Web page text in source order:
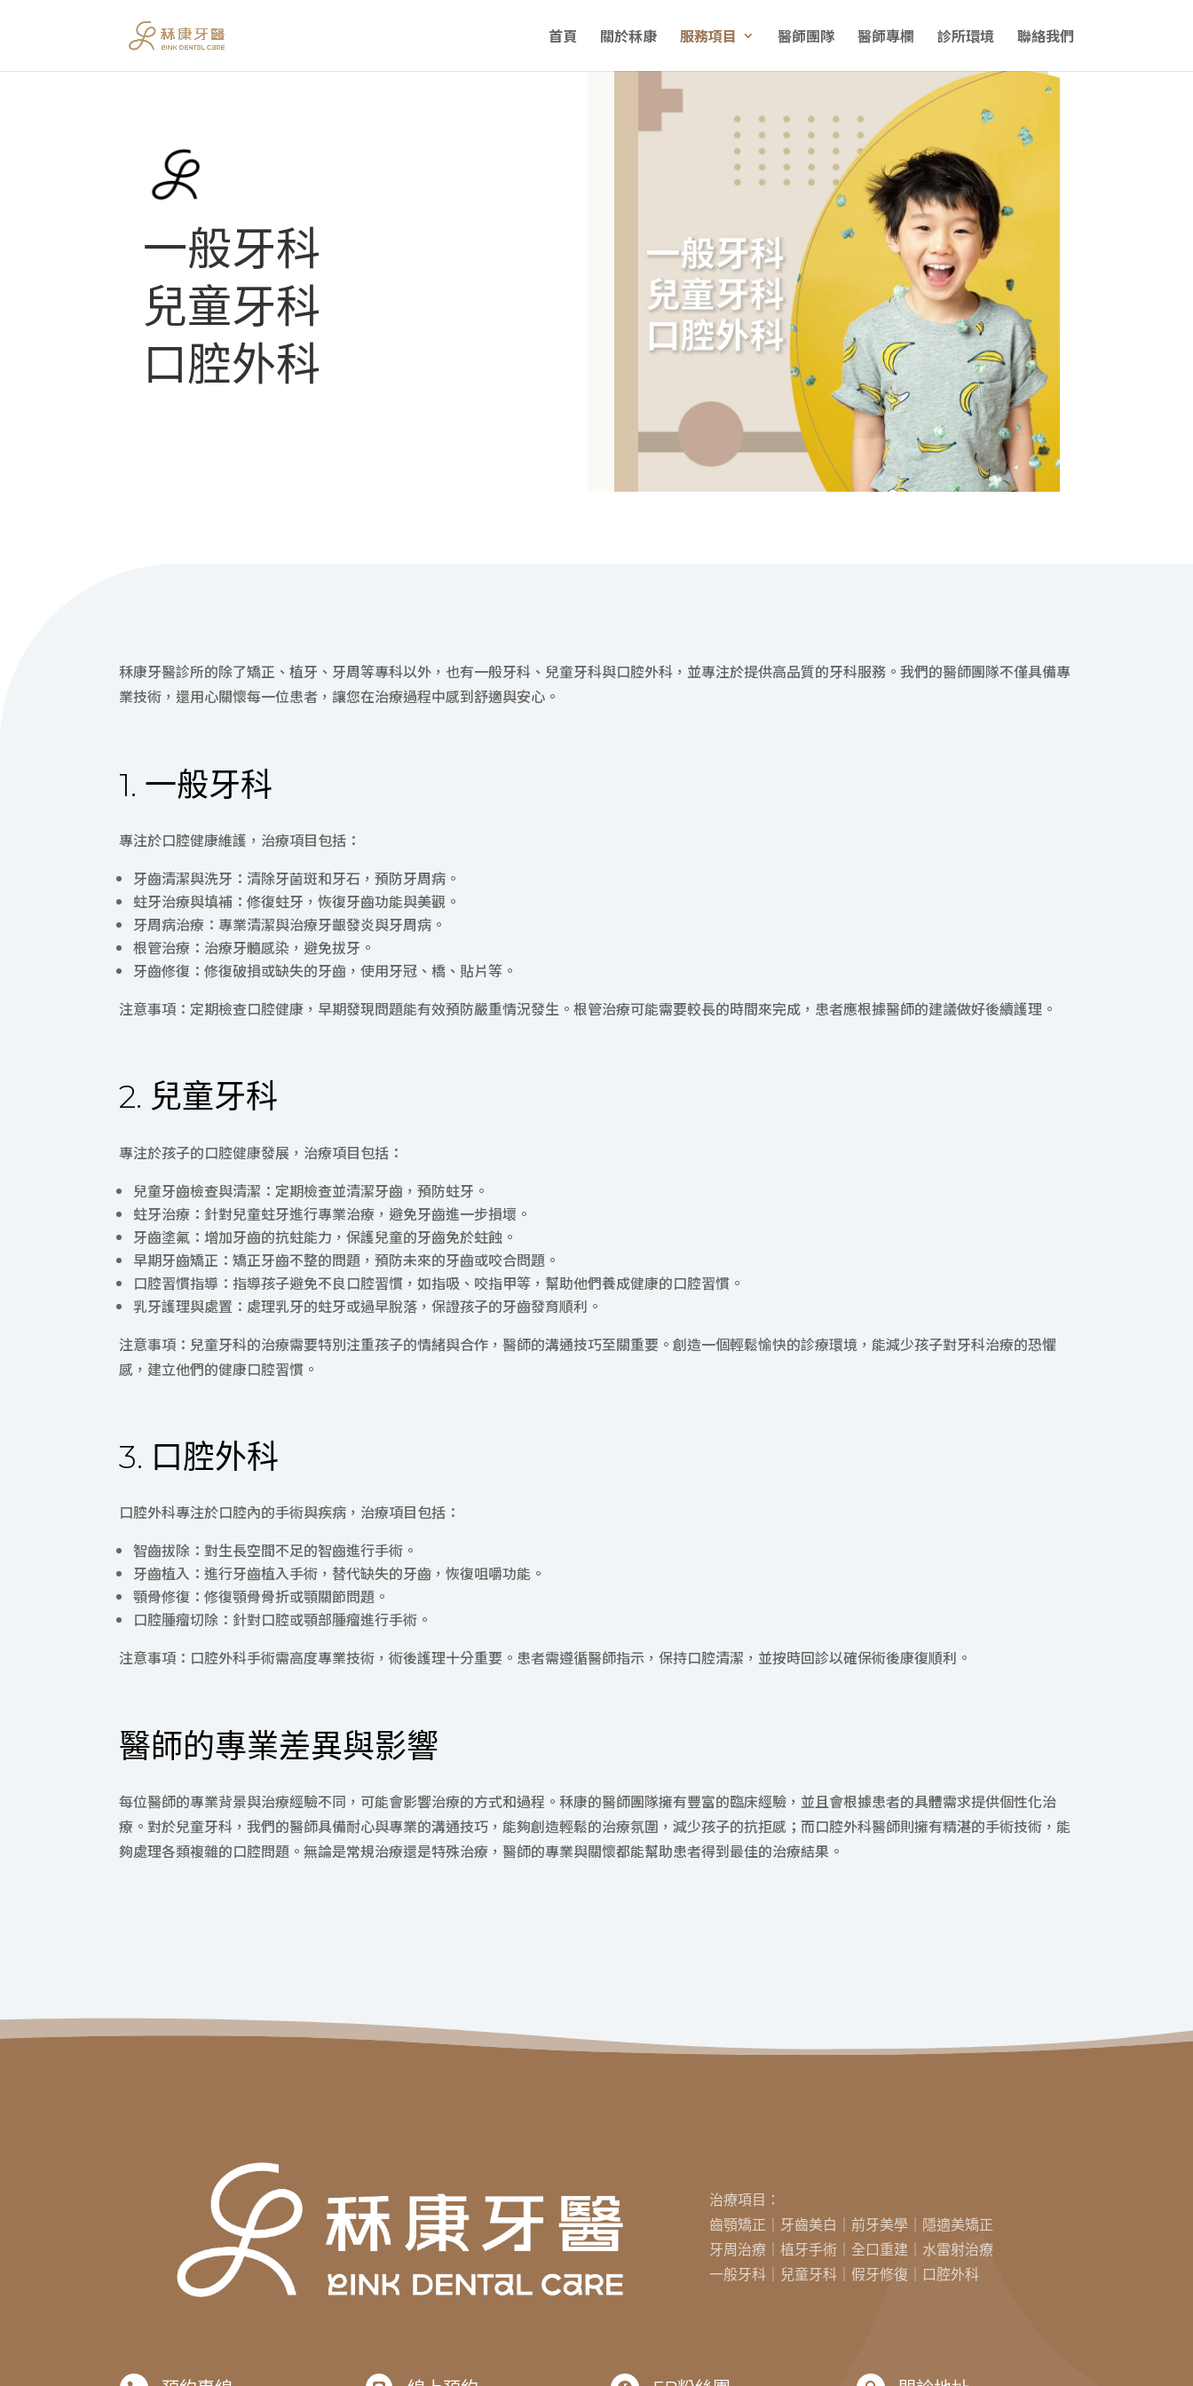
首頁 關於秝康 服務項目 醫師團隊 醫師專欄 診所環境 聯絡我們
一般牙科
兒童牙科
口腔外科
秝康牙醫診所的除了矯正、植牙、牙周等專科以外，也有一般牙科、兒童牙科與口腔外科，並專注於提供高品質的牙科服務。我們的醫師團隊不僅具備專
業技術，還用心關懷每一位患者，讓您在治療過程中感到舒適與安心。
1. 一般牙科
專注於口腔健康維護，治療項目包括：
牙齒清潔與洗牙：清除牙菌斑和牙石，預防牙周病。
蛀牙治療與填補：修復蛀牙，恢復牙齒功能與美觀。
牙周病治療：專業清潔與治療牙齦發炎與牙周病。
根管治療：治療牙髓感染，避免拔牙。
牙齒修復：修復破損或缺失的牙齒，使用牙冠、橋、貼片等。
注意事項：定期檢查口腔健康，早期發現問題能有效預防嚴重情況發生。根管治療可能需要較長的時間來完成，患者應根據醫師的建議做好後續護理。
2. 兒童牙科
專注於孩子的口腔健康發展，治療項目包括：
兒童牙齒檢查與清潔：定期檢查並清潔牙齒，預防蛀牙。
蛀牙治療：針對兒童蛀牙進行專業治療，避免牙齒進一步損壞。
牙齒塗氟：增加牙齒的抗蛀能力，保護兒童的牙齒免於蛀蝕。
早期牙齒矯正：矯正牙齒不整的問題，預防未來的牙齒或咬合問題。
口腔習慣指導：指導孩子避免不良口腔習慣，如指吸、咬指甲等，幫助他們養成健康的口腔習慣。
乳牙護理與處置：處理乳牙的蛀牙或過早脫落，保證孩子的牙齒發育順利。
注意事項：兒童牙科的治療需要特別注重孩子的情緒與合作，醫師的溝通技巧至關重要。創造一個輕鬆愉快的診療環境，能減少孩子對牙科治療的恐懼
感，建立他們的健康口腔習慣。
3. 口腔外科
口腔外科專注於口腔內的手術與疾病，治療項目包括：
智齒拔除：對生長空間不足的智齒進行手術。
牙齒植入：進行牙齒植入手術，替代缺失的牙齒，恢復咀嚼功能。
顎骨修復：修復顎骨骨折或顎關節問題。
口腔腫瘤切除：針對口腔或顎部腫瘤進行手術。
注意事項：口腔外科手術需高度專業技術，術後護理十分重要。患者需遵循醫師指示，保持口腔清潔，並按時回診以確保術後康復順利。
醫師的專業差異與影響
每位醫師的專業背景與治療經驗不同，可能會影響治療的方式和過程。秝康的醫師團隊擁有豐富的臨床經驗，並且會根據患者的具體需求提供個性化治
療。對於兒童牙科，我們的醫師具備耐心與專業的溝通技巧，能夠創造輕鬆的治療氛圍，減少孩子的抗拒感；而口腔外科醫師則擁有精湛的手術技術，能
夠處理各類複雜的口腔問題。無論是常規治療還是特殊治療，醫師的專業與關懷都能幫助患者得到最佳的治療結果。
治療項目：
齒顎矯正｜牙齒美白｜前牙美學｜隱適美矯正
牙周治療｜植牙手術｜全口重建｜水雷射治療
一般牙科｜兒童牙科｜假牙修復｜口腔外科